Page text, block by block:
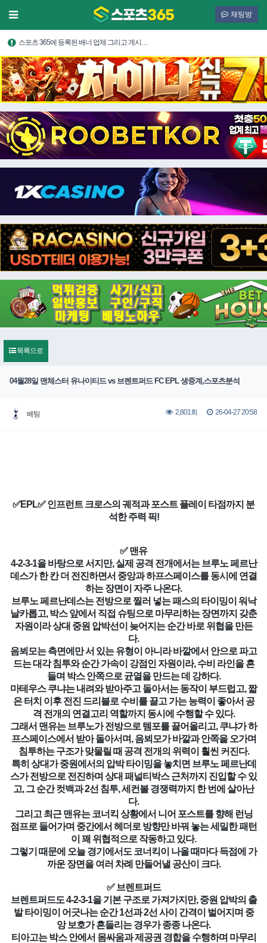
채팅방
스포츠 365에 등록된 배너 업체 그리고 게시…
목록으로
04월28일 맨체스터 유나이티드 vs 브렌트퍼드 FC EPL 생중계,스포츠분석
베팅 2,801회 26-04-27 20:58
✅EPL✅ 인프런트 크로스의 궤적과 포스트 플레이 타점까지 분
석한 주력 픽!
✅ 맨유
4-2-3-1을 바탕으로 서지만, 실제 공격 전개에서는 브루노 페르난
데스가 한 칸 더 전진하면서 중앙과 하프스페이스를 동시에 연결
하는 장면이 자주 나온다.
브루노 페르난데스는 전방으로 찔러 넣는 패스의 타이밍이 워낙
날카롭고, 박스 앞에서 직접 슈팅으로 마무리하는 장면까지 갖춘
자원이라 상대 중원 압박선이 늦어지는 순간 바로 위협을 만든
다.
음뵈모는 측면에만 서 있는 유형이 아니라 바깥에서 안으로 파고
드는 대각 침투와 순간 가속이 강점인 자원이라, 수비 라인을 흔
들며 박스 안쪽으로 균열을 만드는 데 강하다.
마테우스 쿠냐는 내려와 받아주고 돌아서는 동작이 부드럽고, 짧
은 터치 이후 전진 드리블로 수비를 끌고 가는 능력이 좋아서 공
격 전개의 연결고리 역할까지 동시에 수행할 수 있다.
그래서 맨유는 브루노가 전방으로 템포를 끌어올리고, 쿠냐가 하
프스페이스에서 받아 돌아서며, 음뵈모가 바깥과 안쪽을 오가며
침투하는 구조가 맞물릴 때 공격 전개의 위력이 훨씬 커진다.
특히 상대가 중원에서의 압박 타이밍을 놓치면 브루노 페르난데
스가 전방으로 전진하며 상대 패널티박스 근처까지 진입할 수 있
고, 그 순간 컷백과 2선 침투, 세컨볼 경쟁력까지 한 번에 살아난
다.
그리고 최근 맨유는 코너킥 상황에서 니어 포스트를 향해 런닝
점프로 들어가며 중간에서 헤더로 방향만 바꿔 놓는 세밀한 패턴
이 꽤 위협적으로 작동하고 있다.
그렇기 때문에 오늘 경기에서도 코너킥이 나올 때마다 득점에 가
까운 장면을 여러 차례 만들어낼 공산이 크다.
✅ 브렌트퍼드
브렌트퍼드도 4-2-3-1을 기본 구조로 가져가지만, 중원 압박의 출
발 타이밍이 어긋나는 순간 1선과 2선 사이 간격이 벌어지며 중
앙 보호가 흔들리는 경우가 종종 나온다.
티아고는 박스 안에서 몸싸움과 제공권 경합을 수행하며 마무리